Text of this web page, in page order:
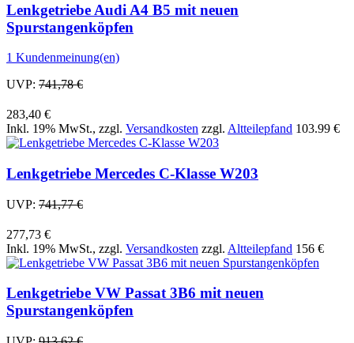
Lenkgetriebe Audi A4 B5 mit neuen
Spurstangenköpfen
1 Kundenmeinung(en)
UVP: 741,78 €
283,40 €
Inkl. 19% MwSt., zzgl. Versandkosten zzgl. Altteilepfand 103.99 €
Lenkgetriebe Mercedes C-Klasse W203
UVP: 741,77 €
277,73 €
Inkl. 19% MwSt., zzgl. Versandkosten zzgl. Altteilepfand 156 €
Lenkgetriebe VW Passat 3B6 mit neuen
Spurstangenköpfen